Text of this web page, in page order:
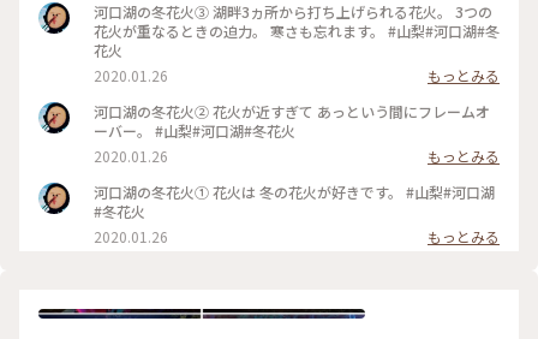
河口湖の冬花火③ 湖畔3ヵ所から打ち上げられる花火。 3つの
花火が重なるときの迫力。 寒さも忘れます。 #山梨#河口湖#冬
花火
2020.01.26
もっとみる
河口湖の冬花火② 花火が近すぎて あっという間にフレームオ
ーバー。 #山梨#河口湖#冬花火
2020.01.26
もっとみる
河口湖の冬花火① 花火は 冬の花火が好きです。 #山梨#河口湖
#冬花火
2020.01.26
もっとみる